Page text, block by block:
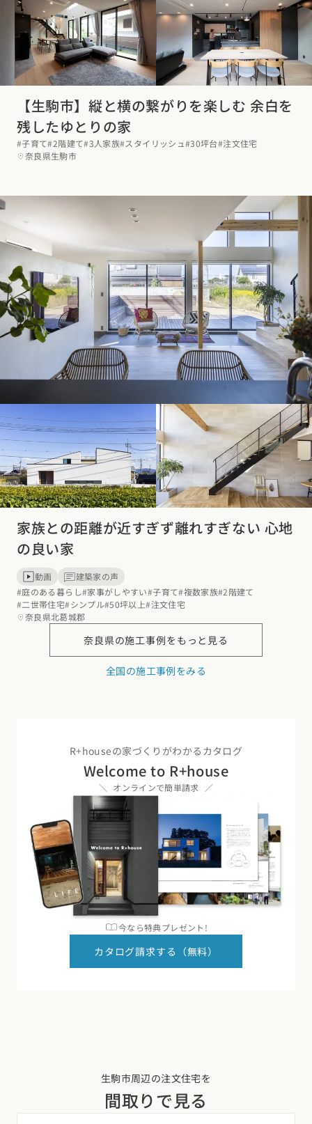
【生駒市】縦と横の繋がりを楽しむ 余白を
残したゆとりの家
#子育て#2階建て#3人家族#スタイリッシュ#30坪台#注文住宅
奈良県生駒市
家族との距離が近すぎず離れすぎない 心地
の良い家
動画
建築家の声
#庭のある暮らし#家事がしやすい#子育て#複数家族#2階建て
#二世帯住宅#シンプル#50坪以上#注文住宅
奈良県北葛城郡
奈良県の施工事例をもっと見る
全国の施工事例をみる
R+houseの家づくりがわかるカタログ
Welcome to R+house
オンラインで簡単請求
今なら特典プレゼント!
カタログ請求する（無料）
生駒市周辺の注文住宅を
間取りで見る